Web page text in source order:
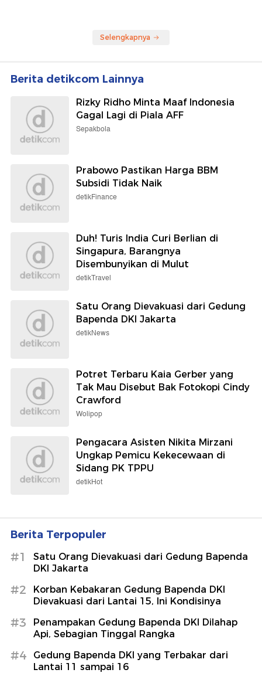
Selengkapnya
Berita detikcom Lainnya
Rizky Ridho Minta Maaf Indonesia
Gagal Lagi di Piala AFF
Sepakbola
Prabowo Pastikan Harga BBM
Subsidi Tidak Naik
detikFinance
Duh! Turis India Curi Berlian di
Singapura, Barangnya
Disembunyikan di Mulut
detikTravel
Satu Orang Dievakuasi dari Gedung
Bapenda DKI Jakarta
detikNews
Potret Terbaru Kaia Gerber yang
Tak Mau Disebut Bak Fotokopi Cindy
Crawford
Wolipop
Pengacara Asisten Nikita Mirzani
Ungkap Pemicu Kekecewaan di
Sidang PK TPPU
detikHot
Berita Terpopuler
#1
Satu Orang Dievakuasi dari Gedung Bapenda
DKI Jakarta
#2
Korban Kebakaran Gedung Bapenda DKI
Dievakuasi dari Lantai 15, Ini Kondisinya
#3
Penampakan Gedung Bapenda DKI Dilahap
Api, Sebagian Tinggal Rangka
#4
Gedung Bapenda DKI yang Terbakar dari
Lantai 11 sampai 16